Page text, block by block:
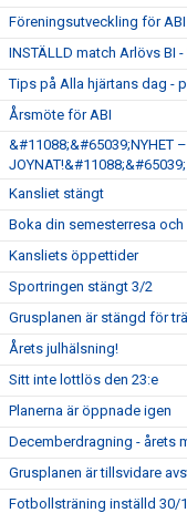
Föreningsutveckling för ABI
INSTÄLLD match Arlövs BI
Tips på Alla hjärtans dag -
Årsmöte för ABI
&#11088;&#65039;NYHET
JOYNAT!&#11088;&#65039;
Kansliet stängt
Boka din semesterresa
Kansliets öppettider
Sportringen stängt 3/2
Grusplanen är stängd för
Årets julhälsning!
Sitt inte lottlös den 23:e
Planerna är öppnade igen
Decemberdragning - årets
Grusplanen är tillsvidare
Fotbollsträning inställd 30/